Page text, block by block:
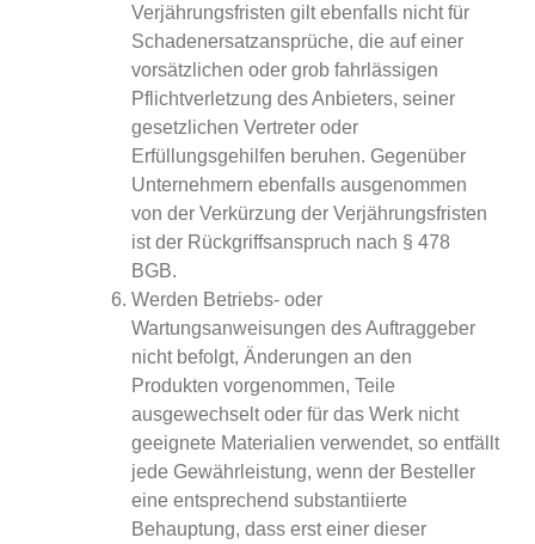
Verjährungsfristen gilt ebenfalls nicht für
Schadenersatzansprüche, die auf einer
vorsätzlichen oder grob fahrlässigen
Pflichtverletzung des Anbieters, seiner
gesetzlichen Vertreter oder
Erfüllungsgehilfen beruhen. Gegenüber
Unternehmern ebenfalls ausgenommen
von der Verkürzung der Verjährungsfristen
ist der Rückgriffsanspruch nach § 478
BGB.
Werden Betriebs- oder
Wartungsanweisungen des Auftraggeber
nicht befolgt, Änderungen an den
Produkten vorgenommen, Teile
ausgewechselt oder für das Werk nicht
geeignete Materialien verwendet, so entfällt
jede Gewährleistung, wenn der Besteller
eine entsprechend substantiierte
Behauptung, dass erst einer dieser